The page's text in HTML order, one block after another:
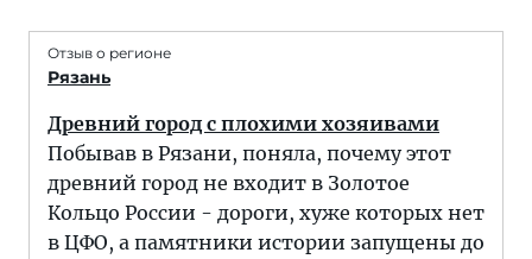
Отзыв о регионе
Рязань
Древний город с плохими хозяивами
Побывав в Рязани, поняла, почему этот
древний город не входит в Золотое
Кольцо России - дороги, хуже которых нет
в ЦФО, а памятники истории запущены до